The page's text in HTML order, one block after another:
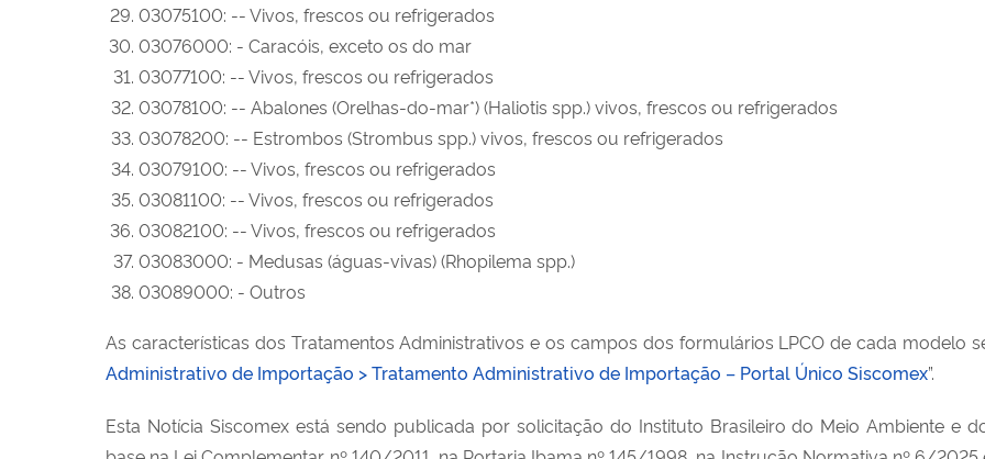
03075100: -- Vivos, frescos ou refrigerados
03076000: - Caracóis, exceto os do mar
03077100: -- Vivos, frescos ou refrigerados
03078100: -- Abalones (Orelhas-do-mar*) (Haliotis spp.) vivos, frescos ou refrigerados
03078200: -- Estrombos (Strombus spp.) vivos, frescos ou refrigerados
03079100: -- Vivos, frescos ou refrigerados
03081100: -- Vivos, frescos ou refrigerados
03082100: -- Vivos, frescos ou refrigerados
03083000: - Medusas (águas-vivas) (Rhopilema spp.)
03089000: - Outros
As características dos Tratamentos Administrativos e os campos dos formulários LPCO de cada modelo
Administrativo de Importação > Tratamento Administrativo de Importação – Portal Único Siscomex”.
Esta Notícia Siscomex está sendo publicada por solicitação do Instituto Brasileiro do Meio Ambiente e